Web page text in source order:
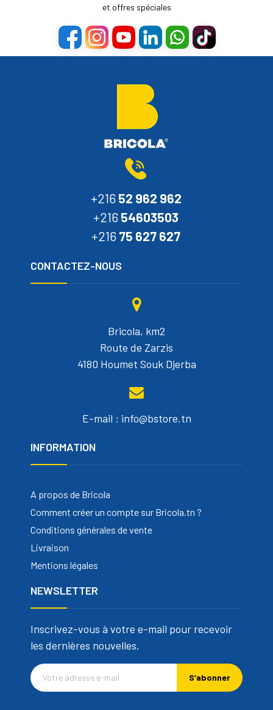
et offres spéciales
+216 52 962 962
+216 54603503
+216 75 627 627
CONTACTEZ-NOUS
Bricola, km2
Route de Zarzis
4180 Houmet Souk Djerba
E-mail : info@bstore.tn
INFORMATION
A propos de Bricola
Comment créer un compte sur Bricola.tn ?
Conditions générales de vente
Livraison
Mentions légales
NEWSLETTER
Inscrivez-vous à votre e-mail pour recevoir
les dernières nouvelles.
S’abonner